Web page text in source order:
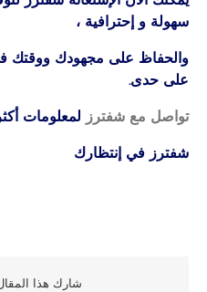
سهولة و إحترافية ،
والحفاظ على مجهودك
على حدى.
تواصل مع شفترز لمعلومات
شفترز في إنتظارك
شارك هذا